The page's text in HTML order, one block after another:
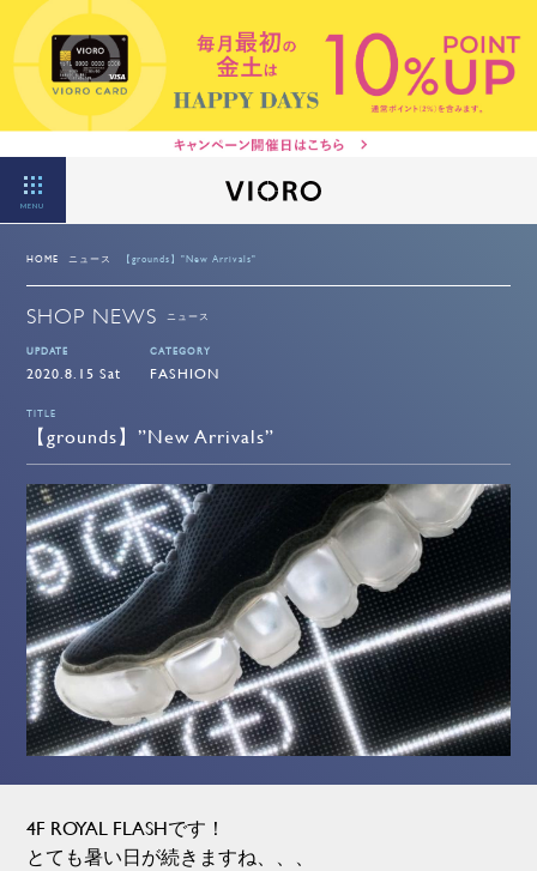
MENU
HOME ニュース 【grounds】"New Arrivals"
SHOP NEWS ニュース
UPDATE
2020.8.15 Sat
CATEGORY
FASHION
TITLE
【grounds】”New Arrivals”
4F ROYAL FLASHです！
とても暑い日が続きますね、、、